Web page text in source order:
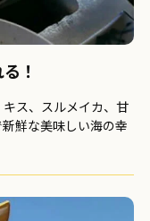
！
ス、スルメイカ、甘
鮮な美味しい海の幸